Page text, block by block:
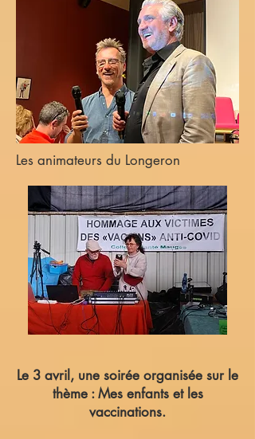
Les animateurs du Longeron
Le 3 avril, une soirée organisée sur le
thème : Mes enfants et les
vaccinations.